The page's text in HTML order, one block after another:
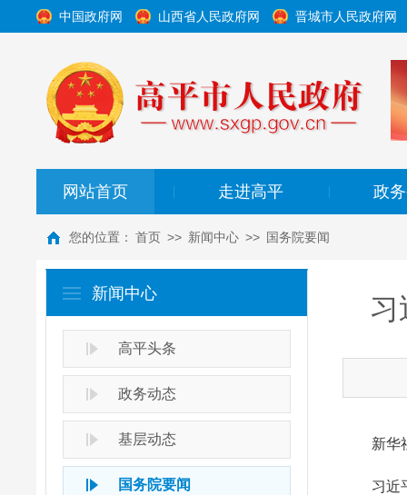
中国政府网 山西省人民政府网 晋城市人民政府网
网站首页 走进高平 政
您的位置： 首页 >> 新闻中心 >> 国务院要闻
新闻中心
高平头条
政务动态
基层动态
国务院要闻
习
新华
习近